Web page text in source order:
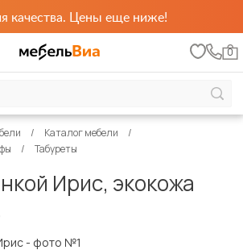
качества. Цены еще ниже!
0
Каталог мебели
Табуреты
Ирис, экокожа